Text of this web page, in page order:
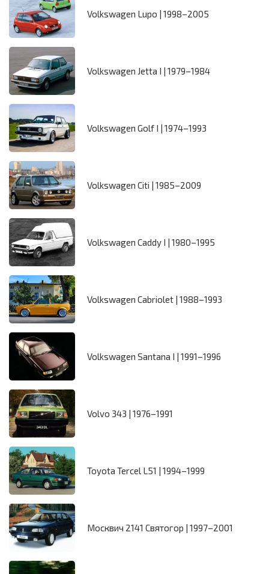
Volkswagen Lupo | 1998–2005
Volkswagen Jetta I | 1979–1984
Volkswagen Golf I | 1974–1993
Volkswagen Citi | 1985–2009
Volkswagen Caddy I | 1980–1995
Volkswagen Cabriolet | 1988–1993
Volkswagen Santana I | 1991–1996
Volvo 343 | 1976–1991
Toyota Tercel L51 | 1994–1999
Москвич 2141 Святогор | 1997–2001